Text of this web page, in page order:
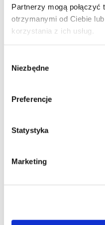
Partnerzy mogą
otrzymanymi od Ciebie
korzystania z ich usług.
zgody
Niezbędne
Preferencje
Statystyka
Marketing
22-04-2010
85
Surówka
czosnkiem
Prosta i zdrowa